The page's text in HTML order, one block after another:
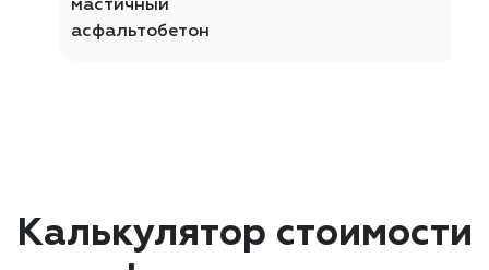
мастичный
асфальтобетон
Калькулятор стоимости